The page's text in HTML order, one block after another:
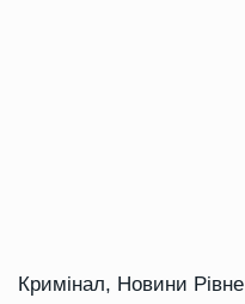
Кримінал, Новини Рівне